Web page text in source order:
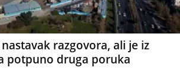
razgovora, ali je iz
potpuno druga poruka